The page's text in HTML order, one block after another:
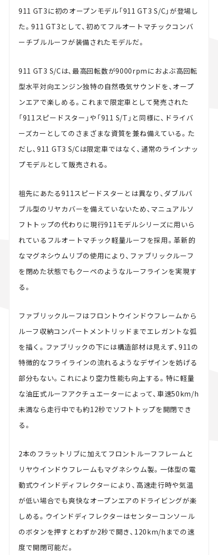
911 GT3に初のオープンモデル「911 GT3 S/C」が登場し
た。911 GT3として、初めてフルオートマチックコンバ
ーチブルルーフが装備されたモデルだ。
911 GT3 S/Cは、最高回転数が9000rpmにおよぶ高回転
型水平対向エンジン独特の自然吸気サウンドを、オープ
ンエアで楽しめる。これまで限定車として発売された
「911スピードスター」や「911 S/T」と同様に、ドライバ
ーズカーとしてのさまざまな資質を兼ね備えている。た
だし、911 GT3 S/Cは限定車ではなく、通常のラインナッ
プモデルとして販売される。
祖先にあたる911スピードスターとは異なり、ダブルバ
ブル型のリヤカバーを備えていないため、マニュアルソ
フトトップの代わりに現行911モデルシリーズに用いら
れているフルオートマチック軽量ルーフを採用。革新的
なマグネシウムリブの使用により、ファブリックルーフ
を閉めた状態でもクーペのようなルーフラインを実現す
る。
ファブリックルーフはフロントウインドウフレームから
ルーフ収納コンパートメントリッドまでエレガントな弧
を描く。ファブリックの下には構造部材は見えず、911の
特徴的なフライラインの流れるようなデザインを妨げる
部分もない。これにより空力性能も向上する。特に軽量
な油圧式ルーフアクチュエーターによって、車速50km/h
未満なら走行中でも約12秒でソフトトップを開閉でき
る。
2本のフラットリブに加えてフロントルーフフレームと
リヤウインドウフレームもマグネシウム製。一体型の電
動式ウインドディフレクターにより、高速走行時や気温
が低い場合でも爽快なオープンエアのドライビングが楽
しめる。ウインドディフレクターはセンターコンソール
のボタンを押すとわずか2秒で開き、120km/hまでの速
度で開閉可能だ。